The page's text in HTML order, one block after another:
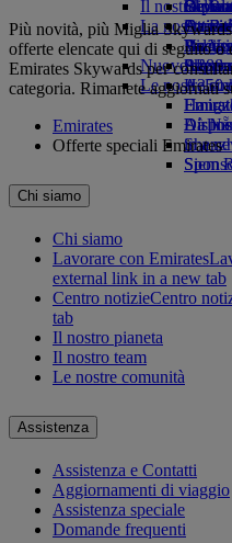
tab
La nostra
A380
A350
Il nostro
Le nostre
Airline
in a
Da
Da
Da
Nuove
Đà
Siem
Più novità, più Miglia
offerte elencate qui di seguito o
Emirates Skywards per
categoria. Rimanete aggiornati
Emirates
Offerte speciali Emirates
Chi siamo
Chi siamo
Lavorare con Emirates
external link in a new tab
Centro notizieCentro
tab
Il nostro pianeta
Il nostro team
Le nostre comunità
Assistenza
Assistenza e Contatti
Aggiornamenti di viaggio
Assistenza speciale
Domande frequenti